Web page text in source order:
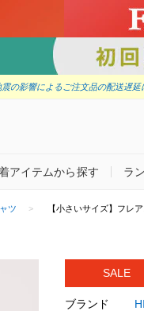
震の影響によるご注文品の配送遅延
アイテムから探す ラ
ツ 【小さいサイズ】フレ
SALE
ブランド